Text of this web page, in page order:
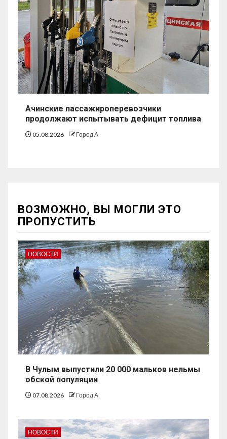
Ачинские пассажироперевозчики
продолжают испытывать дефицит топлива
05.08.2026 Город А
ВОЗМОЖНО, ВЫ МОГЛИ ЭТО
ПРОПУСТИТЬ
НОВОСТИ
В Чулым выпустили 20 000 мальков нельмы
обской популяции
07.08.2026 Город А
НОВОСТИ